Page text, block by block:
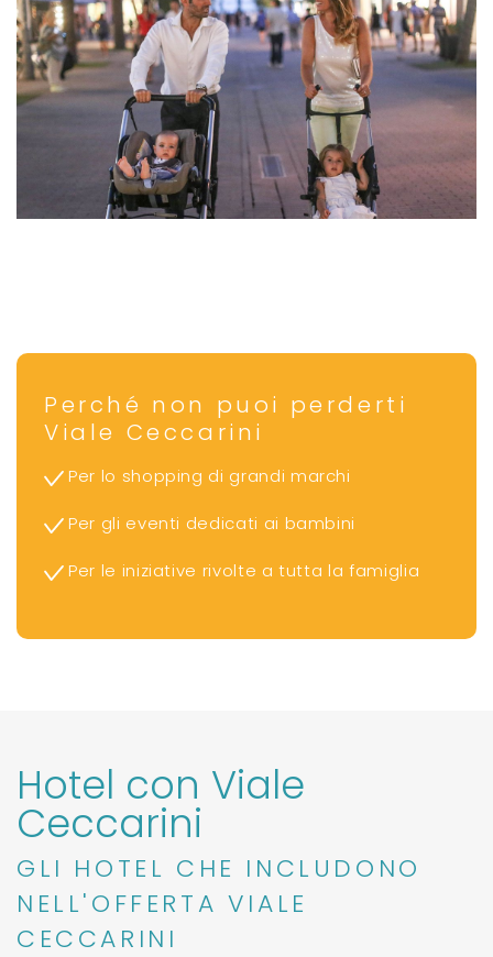
Perché non puoi perderti
Viale Ceccarini
Per lo shopping di grandi marchi
Per gli eventi dedicati ai bambini
Per le iniziative rivolte a tutta la famiglia
Hotel con Viale
Ceccarini
GLI HOTEL CHE INCLUDONO
NELL'OFFERTA VIALE
CECCARINI